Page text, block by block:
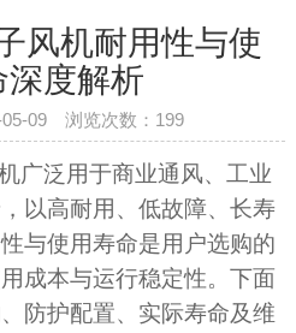
风机耐用性与使
深度解析
09 浏览次数： 199
广泛用于商业通风、工业
以高耐用、低故障、长寿
与使用寿命是用户选购的
成本与运行稳定性。下面
防护配置、实际寿命及维